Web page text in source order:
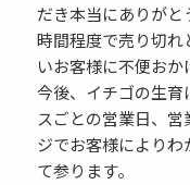
だき本当にありがと
時間程度で売り切れ
いお客様に不便おか
今後、イチゴの生育
スごとの営業日、
ジでお客様により
て参ります。